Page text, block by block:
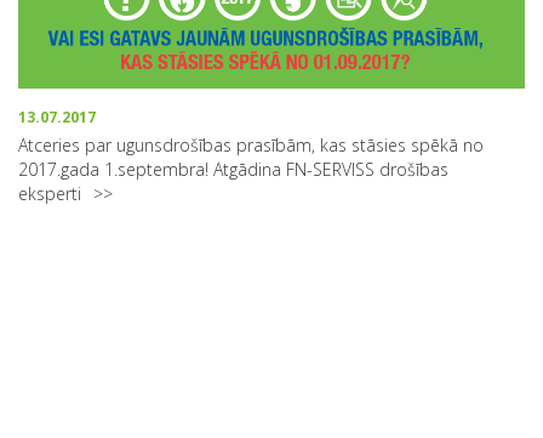
13.07.2017
Atceries par ugunsdrošības prasībām, kas stāsies spēkā no
2017.gada 1.septembra! Atgādina FN-SERVISS drošības
eksperti